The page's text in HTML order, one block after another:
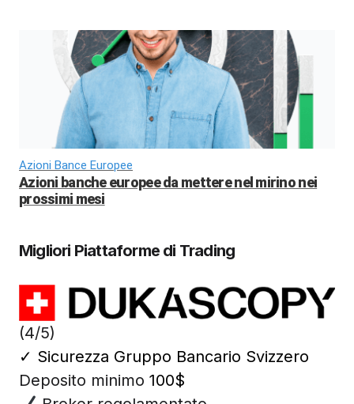
Azioni Bance Europee
Azioni banche europee da mettere nel mirino nei
prossimi mesi
Migliori Piattaforme di Trading
(4/5)
✓ Sicurezza Gruppo Bancario Svizzero
Deposito minimo 100$